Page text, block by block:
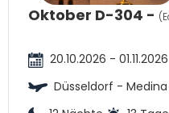
Oktober D-304 -
20.10.2026 - 01.11.2026
Düsseldorf -